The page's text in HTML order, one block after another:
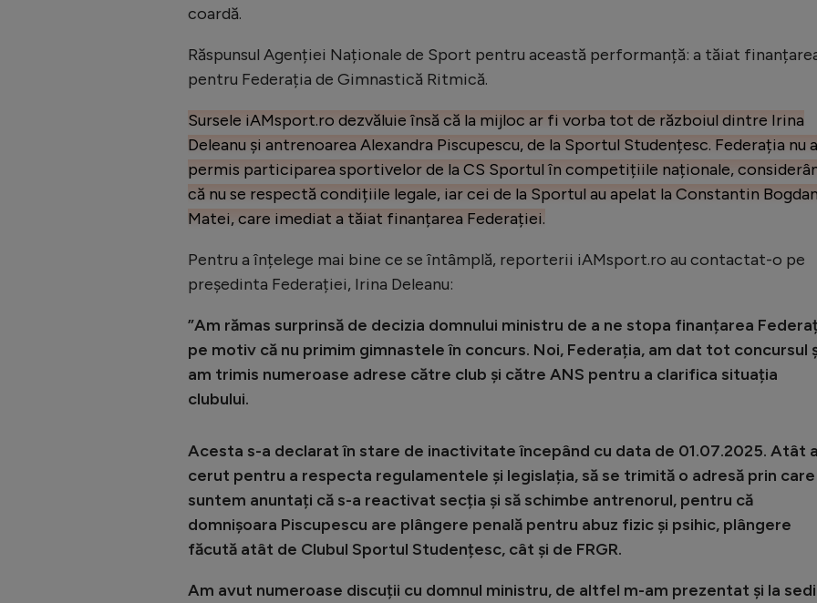
coardă.
Răspunsul Agenției Naționale de Sport pentru această performanță: a tăiat
pentru Federația de Gimnastică Ritmică.
Sursele iAMsport.ro dezvăluie însă că la mijloc ar fi vorba tot de războiul dintre Irina
Deleanu și antrenoarea Alexandra Piscupescu, de la Sportul Studențesc. Federația nu a
permis participarea sportivelor de la CS Sportul în competițiile naționale,
că nu se respectă condițiile legale, iar cei de la Sportul au apelat la Constantin
Matei, care imediat a tăiat finanțarea Federației.
Pentru a înțelege mai bine ce se întâmplă, reporterii iAMsport.ro au contactat-o pe
președinta Federației, Irina Deleanu:
”Am rămas surprinsă de decizia domnului ministru de a ne stopa finanțarea
pe motiv că nu primim gimnastele în concurs. Noi, Federația, am dat tot concursul
am trimis numeroase adrese către club și către ANS pentru a clarifica situația
clubului.
Acesta s-a declarat în stare de inactivitate începând cu data de 01.07.2025. Atât
cerut pentru a respecta regulamentele și legislația, să se trimită o adresă prin care
suntem anuntați că s-a reactivat secția și să schimbe antrenorul, pentru că
domnișoara Piscupescu are plângere penală pentru abuz fizic și psihic, plângere
făcută atât de Clubul Sportul Studențesc, cât și de FRGR.
Am avut numeroase discuții cu domnul ministru, de altfel m-am prezentat și la